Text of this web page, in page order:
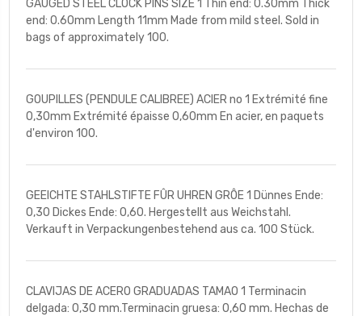
GAUGED STEEL CLOCK PINS SIZE 1 Thin end: 0.30mm Thick
end: 0.60mm Length 11mm Made from mild steel. Sold in
bags of approximately 100.
GOUPILLES (PENDULE CALIBREE) ACIER no 1 Extrémité fine
0,30mm Extrémité épaisse 0,60mm En acier, en paquets
d'environ 100.
GEEICHTE STAHLSTIFTE FÛR UHREN GRÔE 1 Dünnes Ende:
0,30 Dickes Ende: 0,60. Hergestellt aus Weichstahl.
Verkauft in Verpackungenbestehend aus ca. 100 Stück.
CLAVIJAS DE ACERO GRADUADAS TAMAO 1 Terminacin
delgada: 0,30 mm.Terminacin gruesa: 0,60 mm. Hechas de